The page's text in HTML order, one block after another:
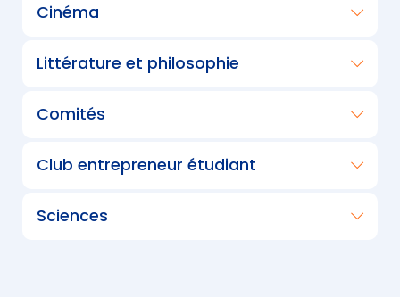
Cinéma
Littérature et philosophie
Comités
Club entrepreneur étudiant
Sciences